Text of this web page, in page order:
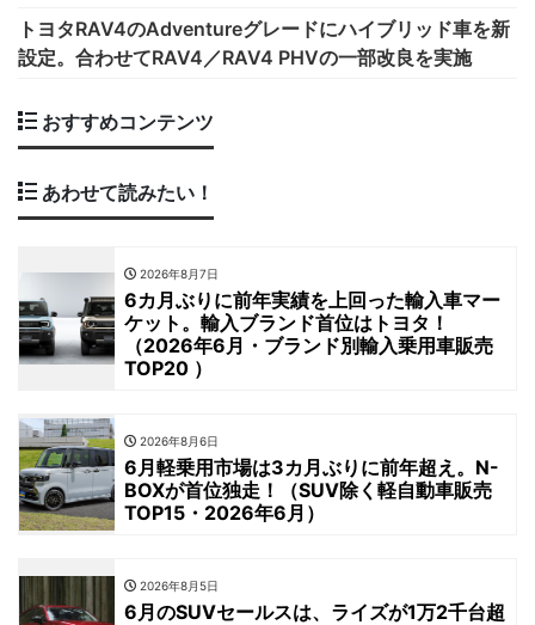
トヨタRAV4のAdventureグレードにハイブリッド車を新
設定。合わせてRAV4／RAV4 PHVの一部改良を実施
おすすめコンテンツ
あわせて読みたい！
2026年8月7日
6カ月ぶりに前年実績を上回った輸入車マー
ケット。輸入ブランド首位はトヨタ！
（2026年6月・ブランド別輸入乗用車販売
TOP20 ）
2026年8月6日
6月軽乗用市場は3カ月ぶりに前年超え。N-
BOXが首位独走！（SUV除く軽自動車販売
TOP15・2026年6月）
2026年8月5日
6月のSUVセールスは、ライズが1万2千台超